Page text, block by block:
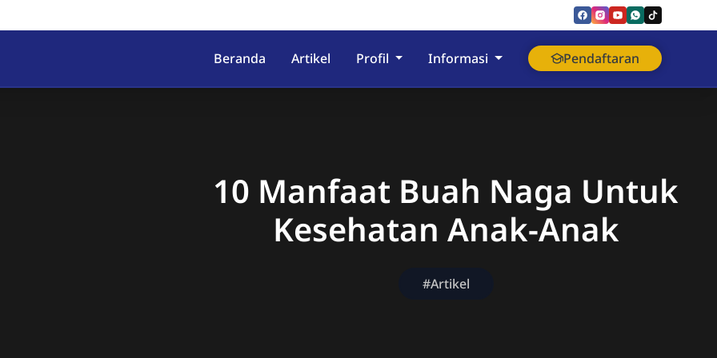
Kec. Lumbir, Kab. Banyumas
Beranda Artikel Profil Informasi Pendaftaran
10 Manfaat Buah Naga Untuk
Kesehatan Anak-Anak
#Artikel